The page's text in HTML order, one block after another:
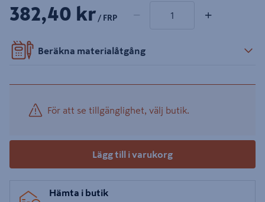
382,40 kr / FRP − +
Beräkna materialåtgång
För att se tillgänglighet, välj butik.
Lägg till i varukorg
Hämta i butik